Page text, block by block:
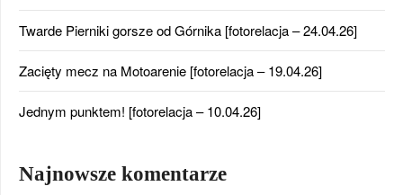
Twarde Pierniki gorsze od Górnika [fotorelacja – 24.04.26]
Zacięty mecz na Motoarenie [fotorelacja – 19.04.26]
Jednym punktem! [fotorelacja – 10.04.26]
Najnowsze komentarze